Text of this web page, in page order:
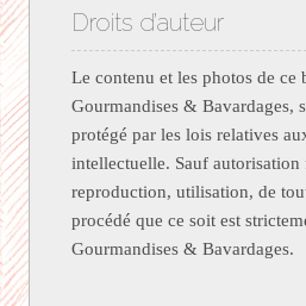
Droits d’auteur
Le contenu et les photos de
Gourmandises & Bavardages,
protégé par les lois relatives
intellectuelle. Sauf
reproduction, utilisation, de
procédé que ce soit est
Gourmandises & Bavardages.